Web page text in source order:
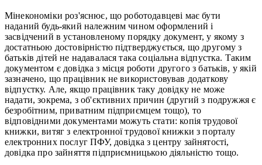
Мінекономіки роз'яснює, що роботодавцеві має бути
наданий будь-який належним чином оформлений і
засвідчений в установленому порядку документ, у якому з
достатньою достовірністю підтверджується, що другому з
батьків дітей не надавалася така соціальна відпустка. Таким
документом є довідка з місця роботи другого з батьків, у якій
зазначено, що працівник не використовував додаткову
відпустку. Але, якщо працівник таку довідку не може
надати, зокрема, з об'єктивних причин (другий з подружжя є
безробітним, приватним підприємцем тощо), то
відповідними документами можуть стати: копія трудової
книжки, витяг з електронної трудової книжки з порталу
електронних послуг ПФУ, довідка з центру зайнятості,
довідка про зайняття підприємницькою діяльністю тощо.